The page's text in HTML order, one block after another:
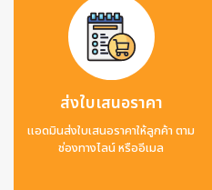
ส่งใบเสนอราคา
แอดมินส่งใบเสนอราคาให้ลูกค้า ตาม
ช่องทางไลน์ หรืออีเมล